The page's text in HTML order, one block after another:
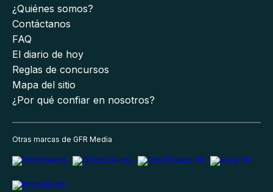
¿Quiénes somos?
Contáctanos
FAQ
El diario de hoy
Reglas de concursos
Mapa del sitio
¿Por qué confiar en nosotros?
Otras marcas de GFR Media